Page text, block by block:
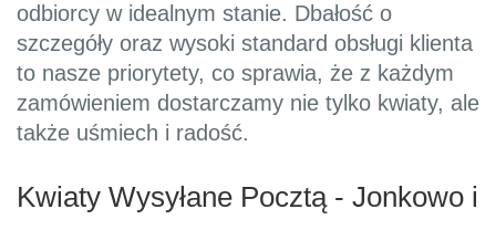
odbiorcy w idealnym stanie. Dbałość o
szczegóły oraz wysoki standard obsługi klienta
to nasze priorytety, co sprawia, że z każdym
zamówieniem dostarczamy nie tylko kwiaty, ale
także uśmiech i radość.
Kwiaty Wysyłane Pocztą - Jonkowo i